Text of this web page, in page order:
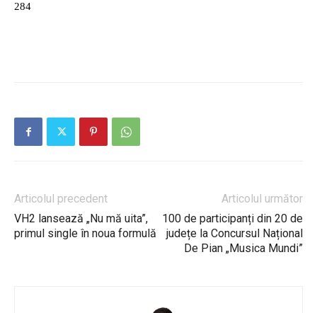
284
Articolul precedent
VH2 lansează „Nu mă uita”,
primul single în noua formulă
Articolul următor
100 de participanți din 20 de
județe la Concursul Național
De Pian „Musica Mundi”